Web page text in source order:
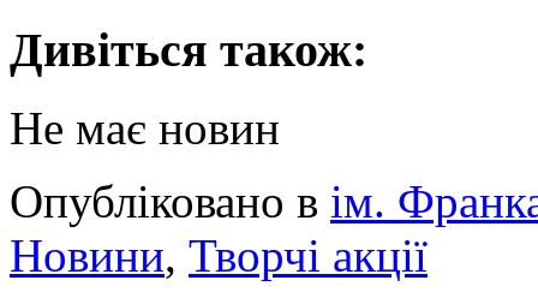
Дивіться також:
Не має новин
Опубліковано в ім.
Новини, Творчі акції